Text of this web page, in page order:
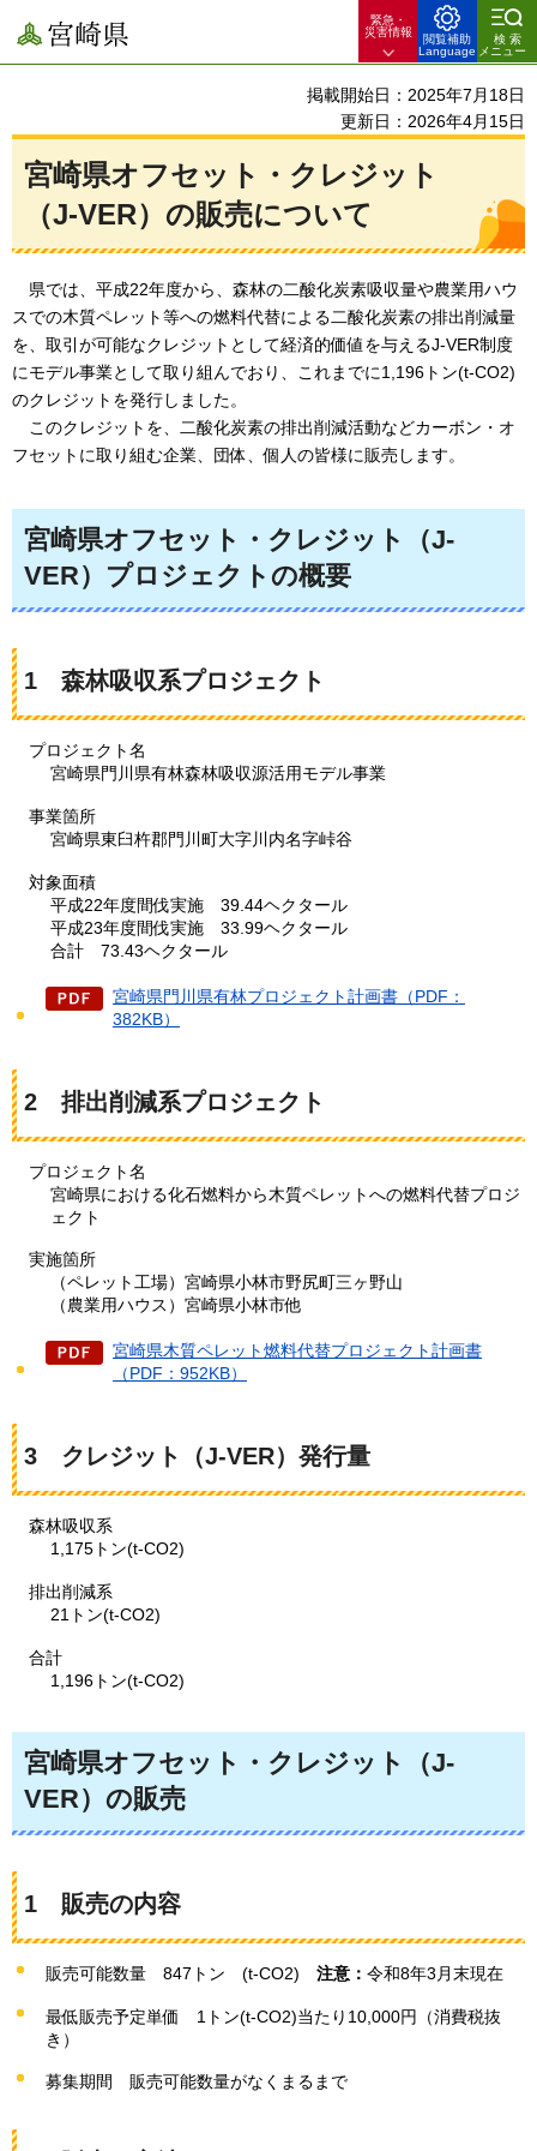
宮崎県
緊急・
災害情報
閲覧補助
Language
検索
メニュー
掲載開始日：2025年7月18日
更新日：2026年4月15日
宮崎県オフセット・クレジット
（J-VER）の販売について
県では、平成22年度から、森林の二酸化炭素吸収量や農業用ハウ
スでの木質ペレット等への燃料代替による二酸化炭素の排出削減量
を、取引が可能なクレジットとして経済的価値を与えるJ-VER制度
にモデル事業として取り組んでおり、これまでに1,196トン(t-CO2)
のクレジットを発行しました。
このクレジットを、二酸化炭素の排出削減活動などカーボン・オ
フセットに取り組む企業、団体、個人の皆様に販売します。
宮崎県オフセット・クレジット（J-
VER）プロジェクトの概要
1 森林吸収系プロジェクト
プロジェクト名
宮崎県門川県有林森林吸収源活用モデル事業
事業箇所
宮崎県東臼杵郡門川町大字川内名字峠谷
対象面積
平成22年度間伐実施
39.44ヘクタール
平成23年度間伐実施
33.99ヘクタール
合計
73.43ヘクタール
宮崎県門川県有林プロジェクト計画書（PDF：
382KB）
2 排出削減系プロジェクト
プロジェクト名
宮崎県における化石燃料から木質ペレットへの燃料代替プロジ
ェクト
実施箇所
（ペレット工場）宮崎県小林市野尻町三ヶ野山
（農業用ハウス）宮崎県小林市他
宮崎県木質ペレット燃料代替プロジェクト計画書
（PDF：952KB）
3 クレジット（J-VER）発行量
森林吸収系
1,175トン(t-CO2)
排出削減系
21トン(t-CO2)
合計
1,196トン(t-CO2)
宮崎県オフセット・クレジット（J-
VER）の販売
1 販売の内容
販売可能数量 847トン (t-CO2) 注意： 令和8年3月末現在
最低販売予定単価 1トン(t-CO2)当たり10,000円（消費税抜
き）
募集期間 販売可能数量がなくまるまで